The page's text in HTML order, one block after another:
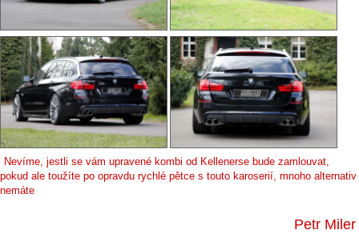
Nevíme, jestli se vám upravené kombi od Kellenerse bude zamlouvat,
pokud ale toužíte po opravdu rychlé pětce s touto karoserií, mnoho alternativ
nemáte
Petr Miler